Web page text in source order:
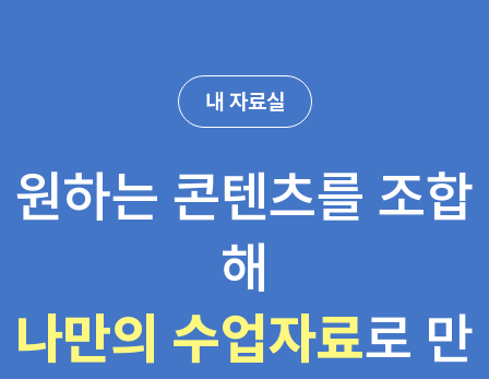
내 자료실
원하는 콘텐츠를 조합
해
나만의 수업자료로 만